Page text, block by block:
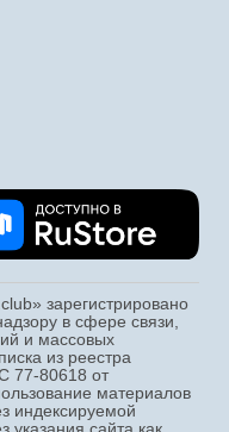
зарегистрировано
в сфере связи,
и массовых
из реестра
77-80618 от
материалов
индексируемой